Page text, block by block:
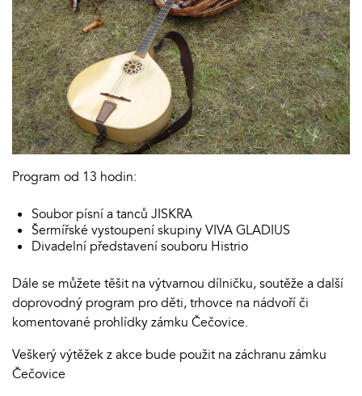
Program od 13 hodin:
Soubor písní a tanců JISKRA
Šermířské vystoupení skupiny VIVA GLADIUS
Divadelní představení souboru Histrio
Dále se můžete těšit na výtvarnou dílničku, soutěže a další
doprovodný program pro děti, trhovce na nádvoří či
komentované prohlídky zámku Čečovice.
Veškerý výtěžek z akce bude použit na záchranu zámku
Čečovice